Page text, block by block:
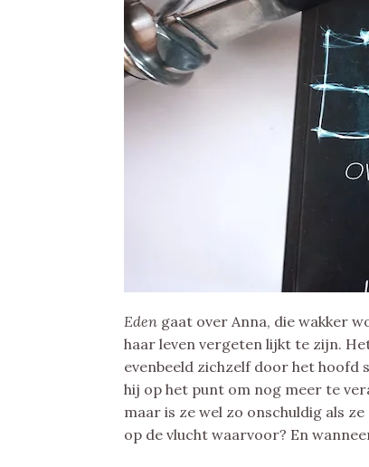
Eden gaat over Anna, die wakker
haar leven vergeten lijkt te zijn.
evenbeeld zichzelf door het hoofd
hij op het punt om nog meer te
maar is ze wel zo onschuldig als
op de vlucht waarvoor? En